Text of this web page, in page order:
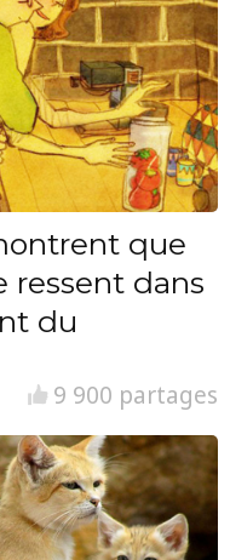
que
ressent dans
du
9 900 partages